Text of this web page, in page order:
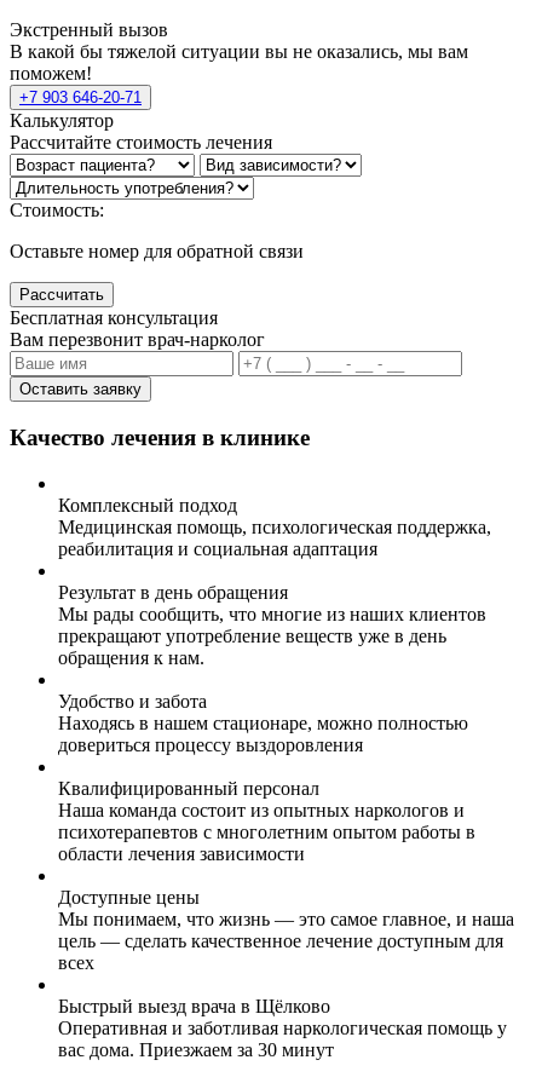
Экстренный вызов
В какой бы тяжелой ситуации вы не оказались, мы вам
поможем!
+7 903 646-20-71
Калькулятор
Рассчитайте стоимость лечения
Стоимость:
Оставьте номер для обратной связи
Рассчитать
Бесплатная консультация
Вам перезвонит врач-нарколог
Оставить заявку
Качество лечения в клинике
Комплексный подход
Медицинская помощь, психологическая поддержка,
реабилитация и социальная адаптация
Результат в день обращения
Мы рады сообщить, что многие из наших клиентов
прекращают употребление веществ уже в день
обращения к нам.
Удобство и забота
Находясь в нашем стационаре, можно полностью
довериться процессу выздоровления
Квалифицированный персонал
Наша команда состоит из опытных наркологов и
психотерапевтов с многолетним опытом работы в
области лечения зависимости
Доступные цены
Мы понимаем, что жизнь — это самое главное, и наша
цель — сделать качественное лечение доступным для
всех
Быстрый выезд врача в Щёлково
Оперативная и заботливая наркологическая помощь у
вас дома. Приезжаем за 30 минут